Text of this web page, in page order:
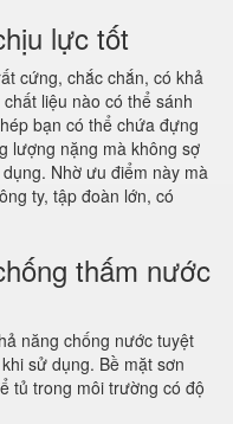
lực tốt
cứng, chắc chắn, có khả
liệu nào có thể sánh
bạn có thể chứa đựng
lượng nặng mà không sợ
Nhờ ưu điểm này mà
ty, tập đoàn lớn, có
thấm nước
năng chống nước tuyệt
sử dụng. Bề mặt sơn
tủ trong môi trường có độ